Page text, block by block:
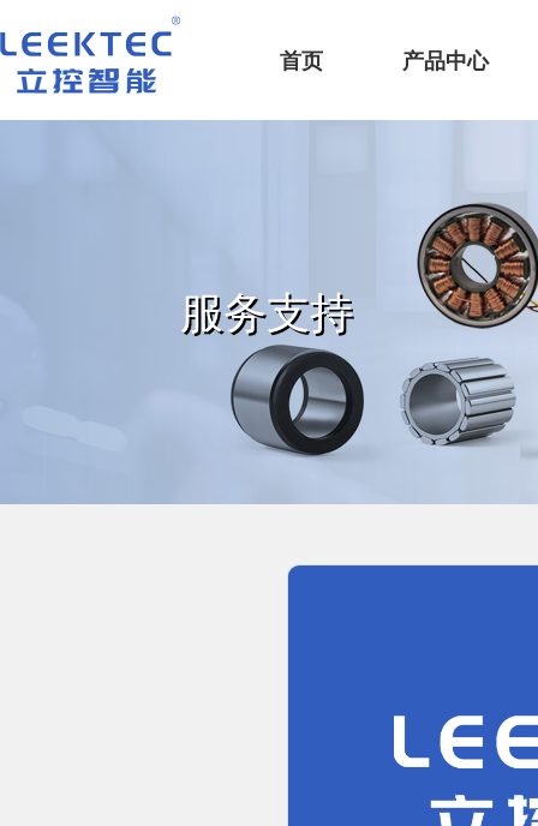
深圳市立控智能科技有限公司
首页
产品中心
服务支持